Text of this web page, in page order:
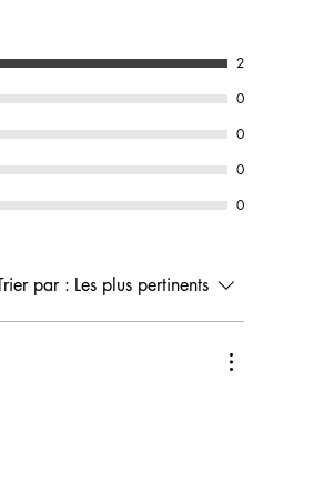
2
0
0
0
0
par : Les plus pertinents